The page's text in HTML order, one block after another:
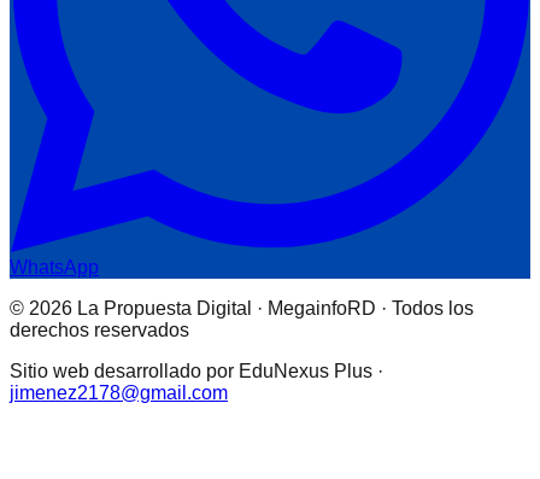
WhatsApp
© 2026 La Propuesta Digital · MegainfoRD · Todos los
derechos reservados
Sitio web desarrollado por EduNexus Plus ·
jimenez2178@gmail.com